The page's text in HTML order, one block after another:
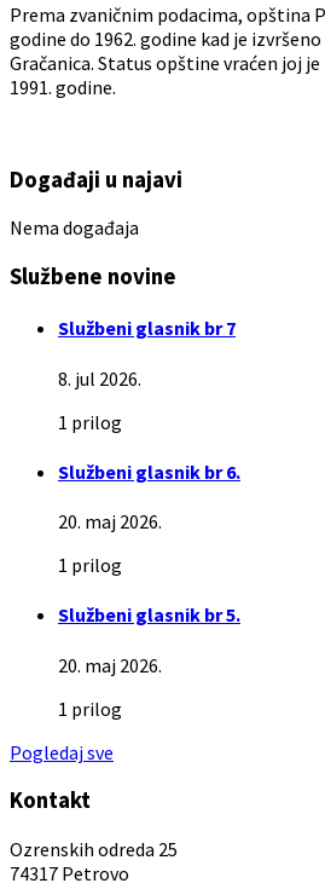
Prema zvaničnim podacima, opština
godine do 1962. godine kad je
Gračanica. Status opštine vraćen joj
1991. godine.
Događaji u najavi
Nema događaja
Službene novine
Službeni glasnik br 7
8. jul 2026.
1 prilog
Službeni glasnik br 6.
20. maj 2026.
1 prilog
Službeni glasnik br 5.
20. maj 2026.
1 prilog
Pogledaj sve
Kontakt
Ozrenskih odreda 25
74317 Petrovo